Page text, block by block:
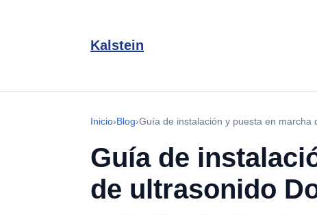
Kalstein
Inicio›Blog›Guía de instalación y puesta en marcha
Guía de
de ultrasonido